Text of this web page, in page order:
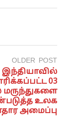
OLDER POST
இந்தியாவில்
03
மருந்துகளை
உலக
அமைப்பு